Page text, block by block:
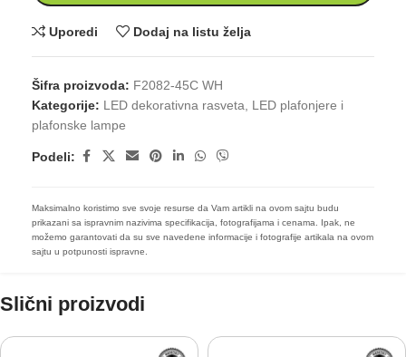
Uporedi Dodaj na listu želja
Šifra proizvoda: F2082-45C WH
Kategorije: LED dekorativna rasveta
LED plafonjere i
plafonske lampe
Podeli:
Maksimalno koristimo sve svoje resurse da Vam artikli na ovom sajtu budu
prikazani sa ispravnim nazivima specifikacija, fotografijama i cenama. Ipak, ne
možemo garantovati da su sve navedene informacije i fotografije artikala na ovom
sajtu u potpunosti ispravne.
Slični proizvodi